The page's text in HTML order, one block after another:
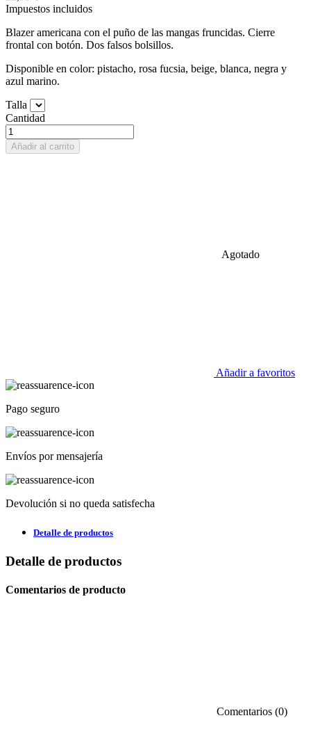
Impuestos incluidos
Blazer americana con el puño de las mangas fruncidas. Cierre
frontal con botón. Dos falsos bolsillos.
Disponible en color: pistacho, rosa fucsia, beige, blanca, negra y
azul marino.
Talla
Cantidad
Añadir al carrito
Agotado
Añadir a favoritos
Pago seguro
Envíos por mensajería
Devolución si no queda satisfecha
Detalle de productos
Detalle de productos
Comentarios de producto
Comentarios (0)